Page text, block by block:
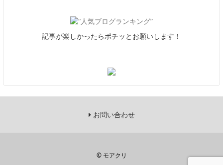
記事が楽しかったらポチッとお願いします！
お問い合わせ
© モアクリ